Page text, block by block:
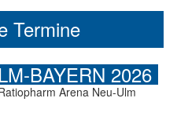
Termine
LM-BAYERN 2026
Arena Neu-Ulm